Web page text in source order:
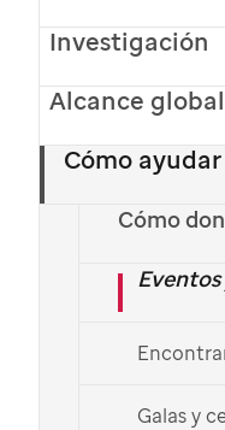
Investigación
Alcance global
Cómo ayudar
Cómo
Galas y
María Fernanda,
Navidad
Las familias de
cómo han